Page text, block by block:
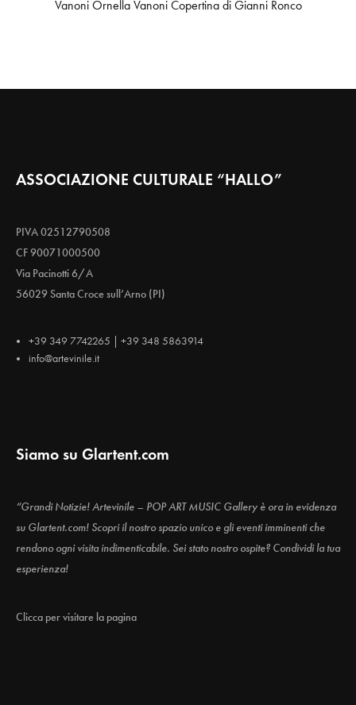
Vanoni Ornella Vanoni Copertina di Gianni Ronco
ASSOCIAZIONE CULTURALE “HALLO”
PIVA 02512790508
CF 90071000500
Via Pacinotti 6/A
56029 Santa Croce sull’Arno (PI)
+39 349 7742265 | +39 348 5863914
info@artevinile.it
Siamo su Glartent.com
“Grandi Notizie! Artevinile – POP ART MUSIC Gallery è ora in evidenza
su Glartent.com! Scopri il nostro spazio unico e gli eventi imminenti che
rendono ogni visita indimenticabile. Sei stato nostro ospite? Condividi la tua
esperienza!
Clicca per visitare la pagina